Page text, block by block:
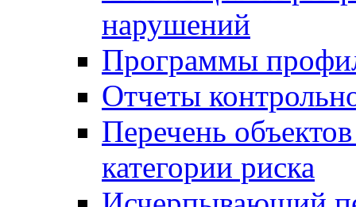
нарушений
Программы
Отчеты
Перечень
категории риска